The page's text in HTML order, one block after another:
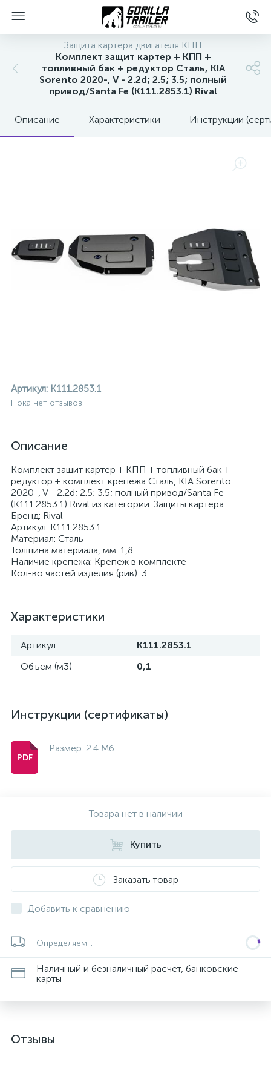
Защита картера двигателя КПП
Комплект защит картер + КПП +
топливный бак + редуктор Сталь, KIA
Sorento 2020-, V - 2.2d; 2.5; 3.5; полный
привод/Santa Fe (K111.2853.1) Rival
Описание Характеристики Инструкции
Артикул: K111.2853.1
Пока нет отзывов
Описание
Комплект защит картер + КПП + топливный бак +
редуктор + комплект крепежа Сталь, KIA Sorento
2020-, V - 2.2d; 2.5; 3.5; полный привод/Santa Fe
(K111.2853.1) Rival из категории: Защиты картера
Бренд: Rival
Артикул: K111.2853.1
Материал: Сталь
Толщина материала, мм: 1,8
Наличие крепежа: Крепеж в комплекте
Кол-во частей изделия (рив): 3
Характеристики
Артикул
K111.2853.1
Объем (м3)
0,1
Инструкции (сертификаты)
Размер: 2.4 Мб
Товара нет в наличии
Купить
Заказать товар
Добавить к сравнению
Определяем...
Наличный и безналичный расчет, банковские
карты
Отзывы